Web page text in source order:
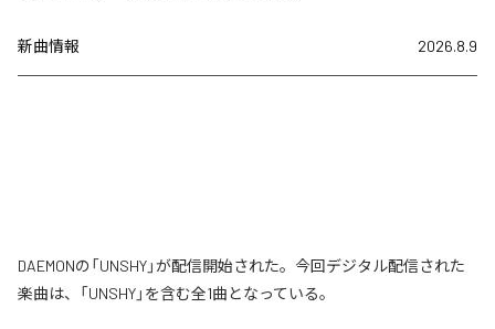
新曲情報 2026.8.9
DAEMONの「UNSHY」が配信開始された。今回デジタル配信された
楽曲は、「UNSHY」を含む全1曲となっている。